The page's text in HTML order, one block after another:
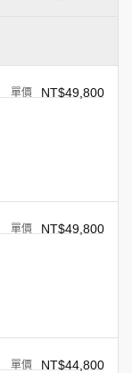
NT$49,800
NT$49,800
NT$44,800